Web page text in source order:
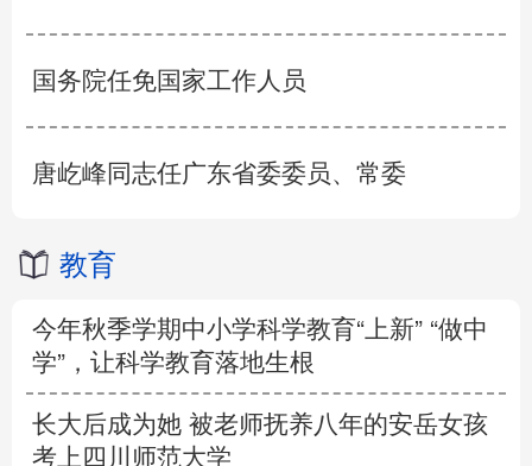
国务院任免国家工作人员
唐屹峰同志任广东省委委员、常委
教育
今年秋季学期中小学科学教育“上新” “做中
学”，让科学教育落地生根
长大后成为她 被老师抚养八年的安岳女孩
考上四川师范大学